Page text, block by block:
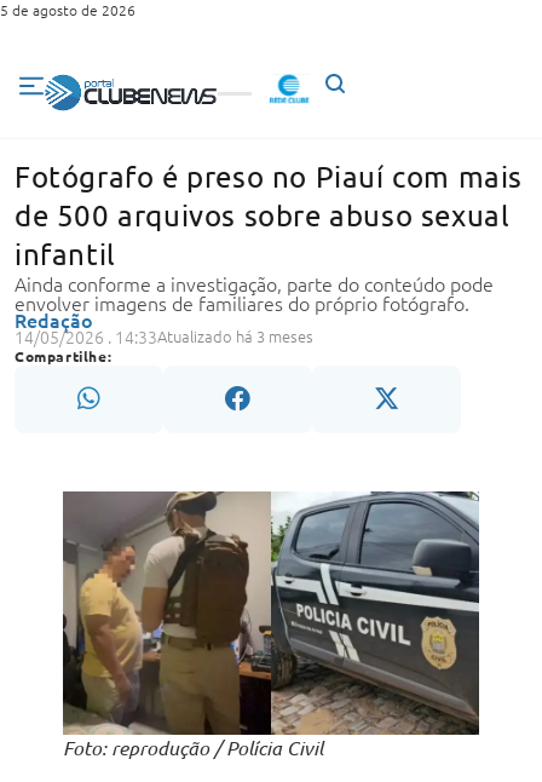
5 de agosto de 2026
Fotógrafo é preso no Piauí com mais
de 500 arquivos sobre abuso sexual
infantil
Ainda conforme a investigação, parte do conteúdo pode
envolver imagens de familiares do próprio fotógrafo.
Redação
14/05/2026 . 14:33Atualizado há 3 meses
Compartilhe:
Foto: reprodução / Polícia Civil